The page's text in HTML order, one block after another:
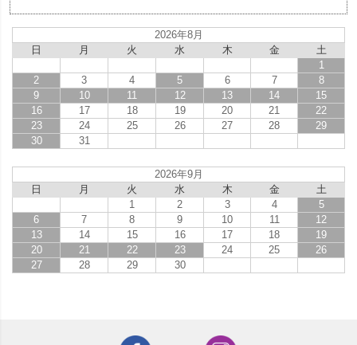
2026年8月
日
月 火 水 木 金
土
1
2
3 4 5 6 7
8
9
10 11 12 13 14
15
16
17 18 19 20 21
22
23
24 25 26 27 28
29
30
31
2026年9月
日
月 火 水 木 金
土
1
2 3 4
5
6
7 8 9 10 11
12
13
14 15 16 17 18
19
20
21 22 23 24 25
26
27
28 29 30